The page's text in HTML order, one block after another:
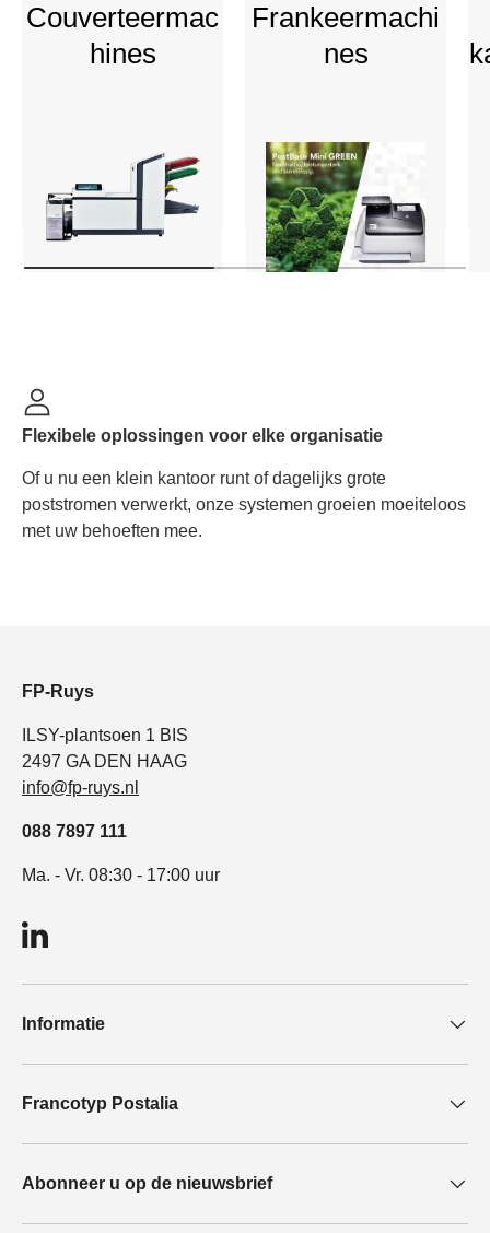
Couverteermac
hines
Frankeermachi
nes
Flexibele oplossingen voor elke organisatie
Of u nu een klein kantoor runt of dagelijks grote
poststromen verwerkt, onze systemen groeien moeiteloos
met uw behoeften mee.
FP-Ruys
ILSY-plantsoen 1 BIS
2497 GA DEN HAAG
info@fp-ruys.nl
088 7897 111
Ma. - Vr. 08:30 - 17:00 uur
LinkedIn
Informatie
Francotyp Postalia
Abonneer u op de nieuwsbrief